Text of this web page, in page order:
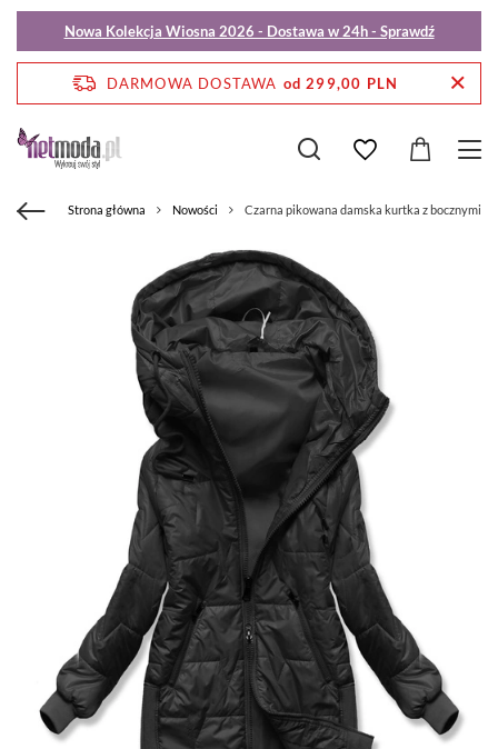
Nowa Kolekcja Wiosna 2026 - Dostawa w 24h - Sprawdź
DARMOWA DOSTAWA od 299,00 PLN
Strona główna Nowości Czarna pikowana damska kurtka z bocznymi